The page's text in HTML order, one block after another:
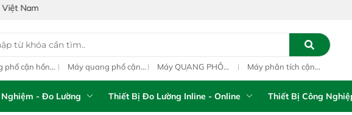
phổ cận hồng
Máy quang phổ cận
NIR Analyzer
Máy QUANG PHỔ
Vista-R
Máy phân tích cận
NIR Analyzer)
- Đo Lường Thiết Bị Đo Lường Inline - Online Thiết Bị Công